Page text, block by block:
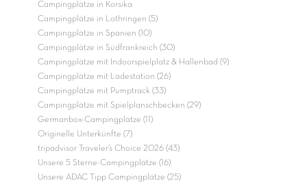
Campingplätze in Korsika
Campingplätze in Lothringen (5)
Campingplätze in Spanien (10)
Campingplätze in Südfrankreich (30)
Campingplätze mit Indoorspielplatz & Hallenbad (9)
Campingplätze mit Ladestation (26)
Campingplätze mit Pumptrack (33)
Campingplätze mit Spielplanschbecken (29)
Germanbox-Campingplätze (11)
Originelle Unterkünfte (7)
tripadvisor Traveler’s Choice 2026 (43)
Unsere 5 Sterne-Campingplätze (16)
Unsere ADAC Tipp Campingplätze (25)